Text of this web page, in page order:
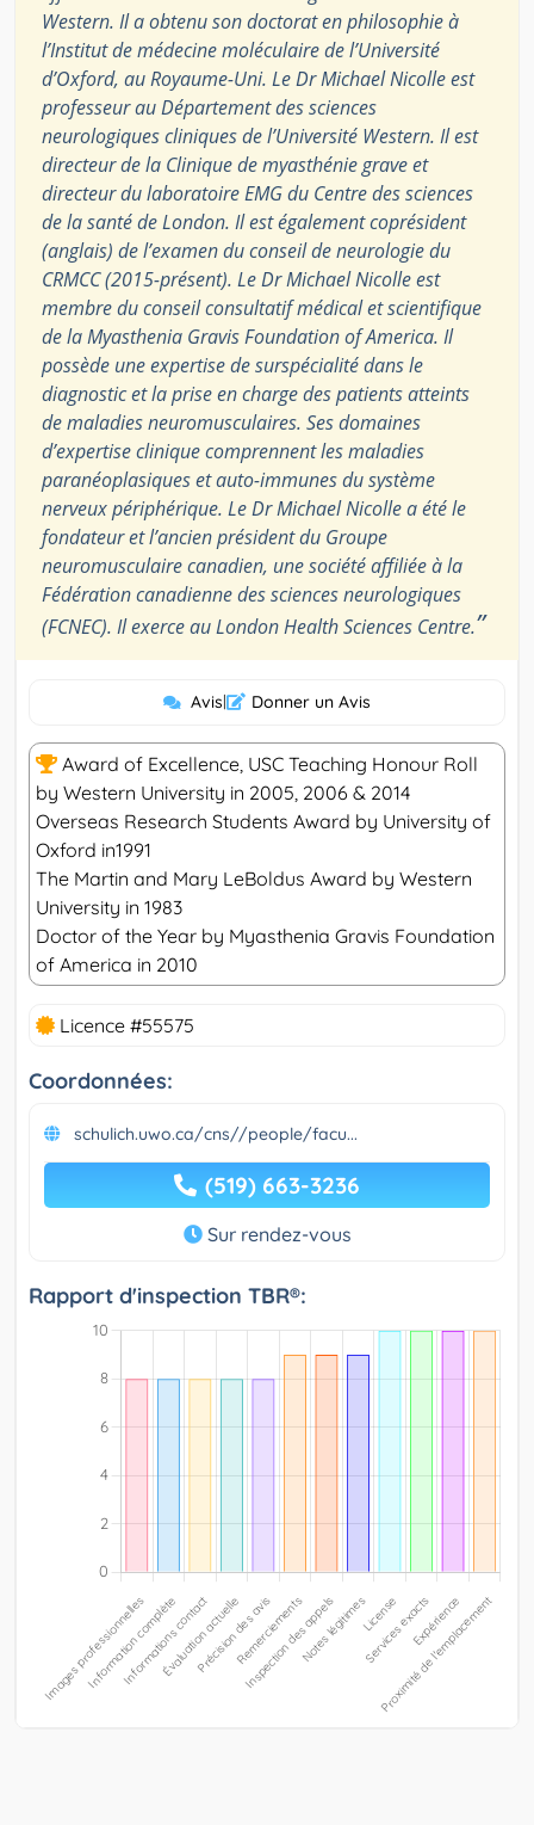
Western. Il a obtenu son doctorat en philosophie à
l’Institut de médecine moléculaire de l’Université
d’Oxford, au Royaume-Uni. Le Dr Michael Nicolle est
professeur au Département des sciences
neurologiques cliniques de l’Université Western. Il est
directeur de la Clinique de myasthénie grave et
directeur du laboratoire EMG du Centre des sciences
de la santé de London. Il est également coprésident
(anglais) de l’examen du conseil de neurologie du
CRMCC (2015-présent). Le Dr Michael Nicolle est
membre du conseil consultatif médical et scientifique
de la Myasthenia Gravis Foundation of America. Il
possède une expertise de surspécialité dans le
diagnostic et la prise en charge des patients atteints
de maladies neuromusculaires. Ses domaines
d’expertise clinique comprennent les maladies
paranéoplasiques et auto-immunes du système
nerveux périphérique. Le Dr Michael Nicolle a été le
fondateur et l’ancien président du Groupe
neuromusculaire canadien, une société affiliée à la
Fédération canadienne des sciences neurologiques
(FCNEC). Il exerce au London Health Sciences Centre.”
Avis| Donner un Avis
Award of Excellence, USC Teaching Honour Roll
by Western University in 2005, 2006 & 2014
Overseas Research Students Award by University of
Oxford in1991
The Martin and Mary LeBoldus Award by Western
University in 1983
Doctor of the Year by Myasthenia Gravis Foundation
of America in 2010
Licence #55575
Coordonnées:
schulich.uwo.ca/cns//people/facu...
(519) 663-3236
Sur rendez-vous
Rapport d'inspection TBR®: